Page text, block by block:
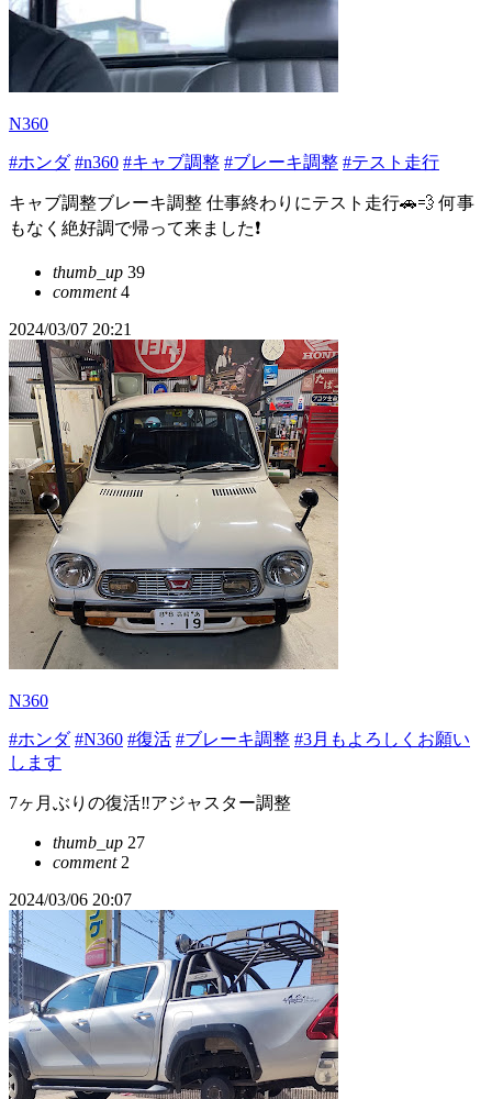
N360
#ホンダ #n360 #キャブ調整 #ブレーキ調整 #テスト走行
キャブ調整ブレーキ調整 仕事終わりにテスト走行🚗💨 何事
もなく絶好調で帰って来ました❗️
thumb_up 39
comment4
2024/03/07 20:21
N360
#ホンダ #N360 #復活 #ブレーキ調整 #3月もよろしくお願い
します
7ヶ月ぶりの復活‼️アジャスター調整
thumb_up 27
comment2
2024/03/06 20:07